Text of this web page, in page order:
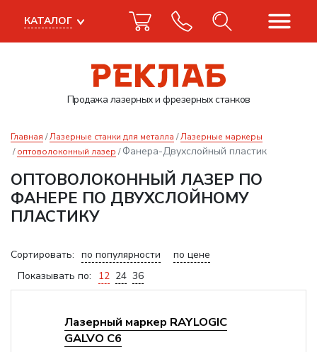
Продажа лазерныхи фрезерных станков
КАТАЛОГ
Главная Лазерные станки для металла
Лазерные маркеры
оптоволоконный лазер
Фанера-Двухслойный пластик
ОПТОВОЛОКОННЫЙ ЛАЗЕР ПО
ФАНЕРЕ ПО ДВУХСЛОЙНОМУ
ПЛАСТИКУ
Сортировать: по популярности
по цене
Показывать по:
12 24 36
Лазерный маркер RAYLOGIC
GALVO С6